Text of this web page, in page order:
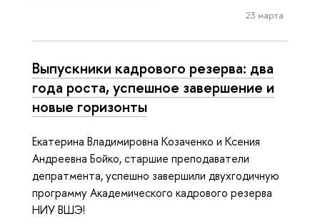
23 марта
Выпускники кадрового резерва: два
года роста, успешное завершение и
новые горизонты
Екатерина Владимировна Козаченко и Ксения
Андреевна Бойко, старшие преподаватели
депратмента, успешно завершили двухгодичную
программу Академического кадрового резерва
НИУ ВШЭ!